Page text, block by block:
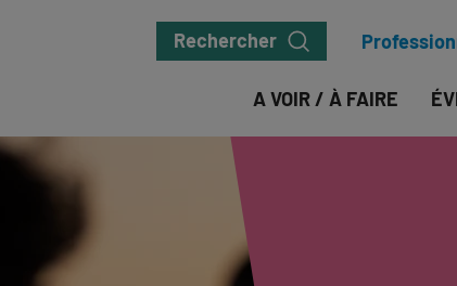
Rechercher
A VOIR / À FAIRE